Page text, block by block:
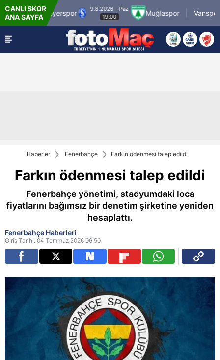
CANLI SKOR
ANA SAYFA
Grup Sarıyerspor
9.8.2026 - Paz
19:00
Muğlaspor Vanspor
Haberler Fenerbahçe Farkın ödenmesi talep edildi
Farkın ödenmesi talep edildi
Fenerbahçe yönetimi, stadyumdaki loca
fiyatlarını bağımsız bir denetim şirketine yeniden
hesaplattı.
Fenerbahçe Haberleri
Giriş Tarihi: 04 Temmuz 2026 06:50